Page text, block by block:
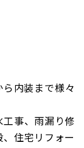
内装まで様々
工事、雨漏り修
住宅リフォー